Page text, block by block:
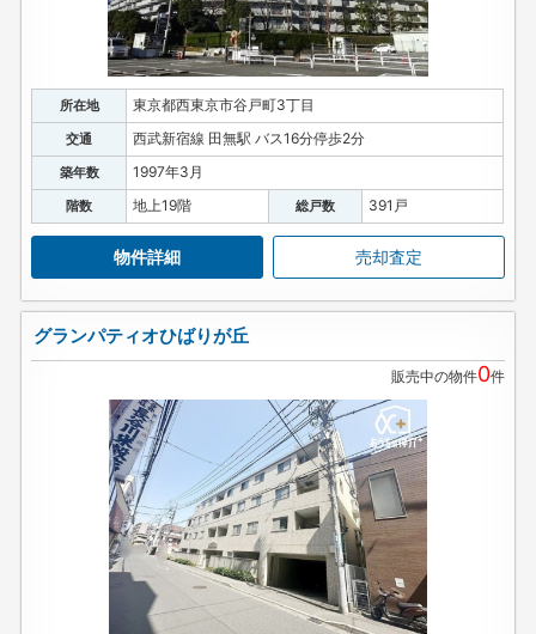
所在地 東京都西東京市谷戸町3丁目
交通 西武新宿線 田無駅 バス16分停歩2分
築年数 1997年3月
階数 地上19階 総戸数 391戸
物件詳細 売却査定
グランパティオひばりが丘
販売中の物件0件